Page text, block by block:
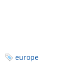
europe